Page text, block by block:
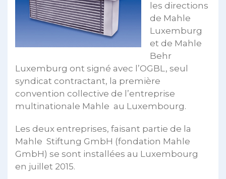
les directions
de Mahle
Luxemburg
et de Mahle
Behr
Luxemburg ont signé avec l’OGBL, seul
syndicat contractant, la première
convention collective de l’entreprise
multinationale Mahle au Luxembourg.
Les deux entreprises, faisant partie de la
Mahle Stiftung GmbH (fondation Mahle
GmbH) se sont installées au Luxembourg
en juillet 2015.